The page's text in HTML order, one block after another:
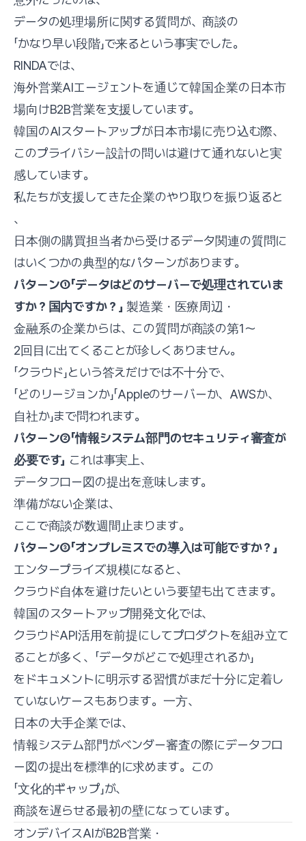
データの処理場所に関する質問が、商談の
「かなり早い段階」で来るという事実でした。
RINDAでは、
海外営業AIエージェントを通じて韓国企業の日本市
場向けB2B営業を支援しています。
韓国のAIスタートアップが日本市場に売り込む際、
このプライバシー設計の問いは避けて通れないと実
感しています。
私たちが支援してきた企業のやり取りを振り返ると
、
日本側の購買担当者から受けるデータ関連の質問に
はいくつかの典型的なパターンがあります。
パターン①「データはどのサーバーで処理されていま
すか？国内ですか？」 製造業・医療周辺・
金融系の企業からは、この質問が商談の第1〜
2回目に出てくることが珍しくありません。
「クラウド」という答えだけでは不十分で、
「どのリージョンか」「Appleのサーバーか、AWSか、
自社か」まで問われます。
パターン②「情報システム部門のセキュリティ審査が
必要です」 これは事実上、
データフロー図の提出を意味します。
準備がない企業は、
ここで商談が数週間止まります。
パターン③「オンプレミスでの導入は可能ですか？」
エンタープライズ規模になると、
クラウド自体を避けたいという要望も出てきます。
韓国のスタートアップ開発文化では、
クラウドAPI活用を前提にしてプロダクトを組み立て
ることが多く、「データがどこで処理されるか」
をドキュメントに明示する習慣がまだ十分に定着し
ていないケースもあります。一方、
日本の大手企業では、
情報システム部門がベンダー審査の際にデータフロ
ー図の提出を標準的に求めます。この
「文化的ギャップ」が、
商談を遅らせる最初の壁になっています。
オンデバイスAIがB2B営業・